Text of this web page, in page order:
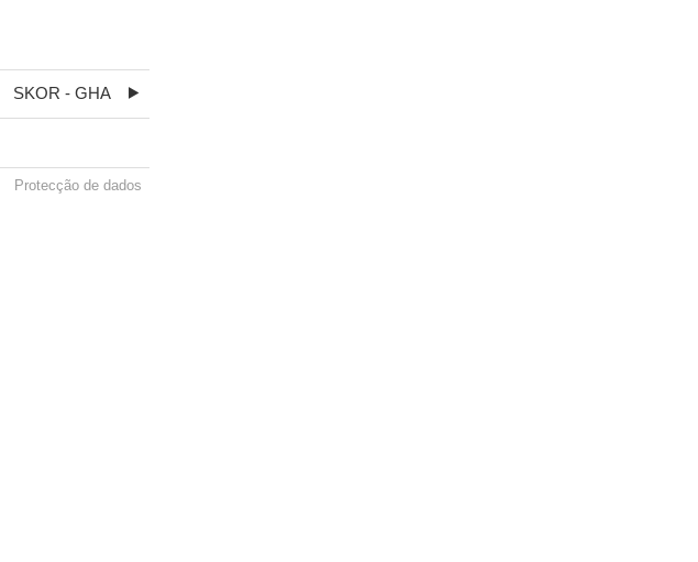
SKOR - GHA
Protecção de dados